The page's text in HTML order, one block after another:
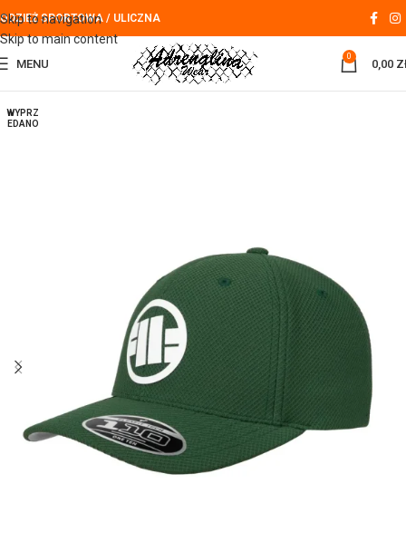
Skip to navigation
Skip to main content
ODZIEŻ SPORTOWA / ULICZNA
MENU
0
0,00
WYPRZ
EDANO